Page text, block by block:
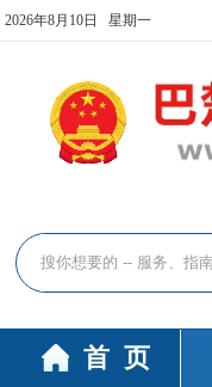
2026年8月10日 星期一
首 页